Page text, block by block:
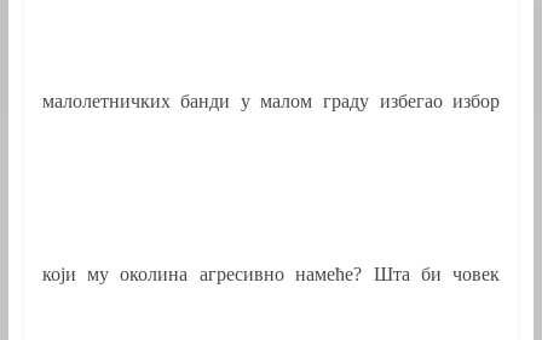
малолетничких банди у малом граду избегао избор
који му околина агресивно намеће? Шта би човек